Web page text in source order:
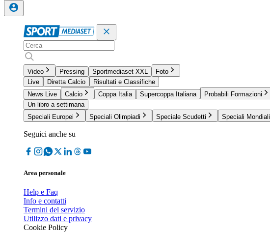
Video Pressing Sportmediaset XXL
Foto
Live
Diretta Calcio
Risultati e Classifiche
News Live
Calcio Coppa Italia Supercoppa Italiana Probabili Formazioni
Un libro a settimana
Speciali Europei
Speciali Olimpiadi Speciale Scudetti Speciali Mondiali
Seguici anche su
Area personale
Help e Faq
Info e contatti
Termini del servizio
Utilizzo dati e privacy
Cookie Policy